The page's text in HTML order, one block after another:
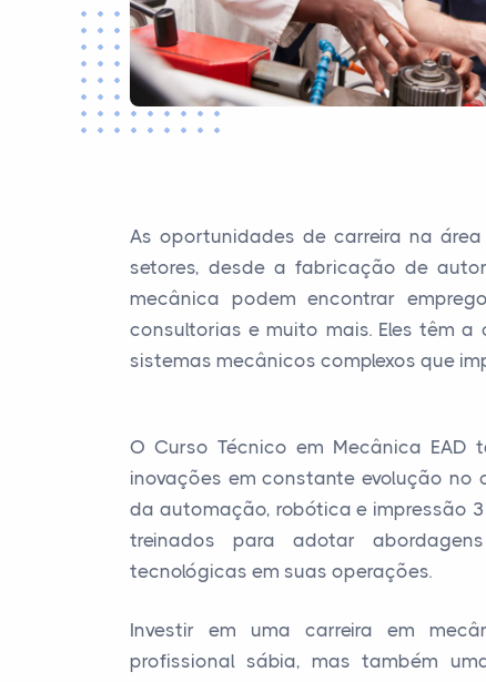
As oportunidades de carreira na
setores, desde a fabricação de
mecânica podem encontrar
consultorias e muito mais. Eles têm
sistemas mecânicos complexos que
O Curso Técnico em Mecânica
inovações em constante evolução
da automação, robótica e impressão
treinados para adotar
tecnológicas em suas operações.
Investir em uma carreira em
profissional sábia, mas também